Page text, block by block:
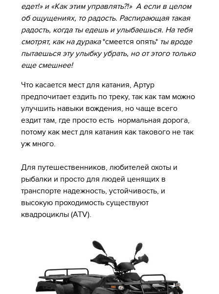
едет!» и «Как этим управлять?!» А если в целом
об ощущениях, то радость. Распирающая такая
радость, когда ты едешь и улыбаешься. На тебя
смотрят, как на дурака*смеется опять* ты вроде
пытаешься эту улыбку убрать, но от этого только
еще смешнее!
Что касается мест для катания, Артур
предпочитает ездить по треку, так как там можно
улучшить навыки вождения, но чаще всего
ездит там, где просто есть нормальная дорога,
потому как мест для катания как такового не так
уж много.
Для путешественников, любителей охоты и
рыбалки и просто для людей ценящих в
транспорте надежность, устойчивость, и
высокую проходимость существуют
квадроциклы (ATV).